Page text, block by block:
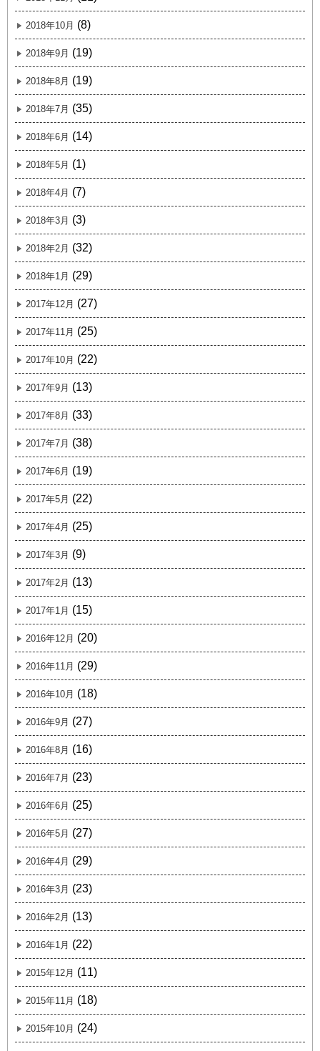
2018年10月 (8)
2018年9月 (19)
2018年8月 (19)
2018年7月 (35)
2018年6月 (14)
2018年5月 (1)
2018年4月 (7)
2018年3月 (3)
2018年2月 (32)
2018年1月 (29)
2017年12月 (27)
2017年11月 (25)
2017年10月 (22)
2017年9月 (13)
2017年8月 (33)
2017年7月 (38)
2017年6月 (19)
2017年5月 (22)
2017年4月 (25)
2017年3月 (9)
2017年2月 (13)
2017年1月 (15)
2016年12月 (20)
2016年11月 (29)
2016年10月 (18)
2016年9月 (27)
2016年8月 (16)
2016年7月 (23)
2016年6月 (25)
2016年5月 (27)
2016年4月 (29)
2016年3月 (23)
2016年2月 (13)
2016年1月 (22)
2015年12月 (11)
2015年11月 (18)
2015年10月 (24)